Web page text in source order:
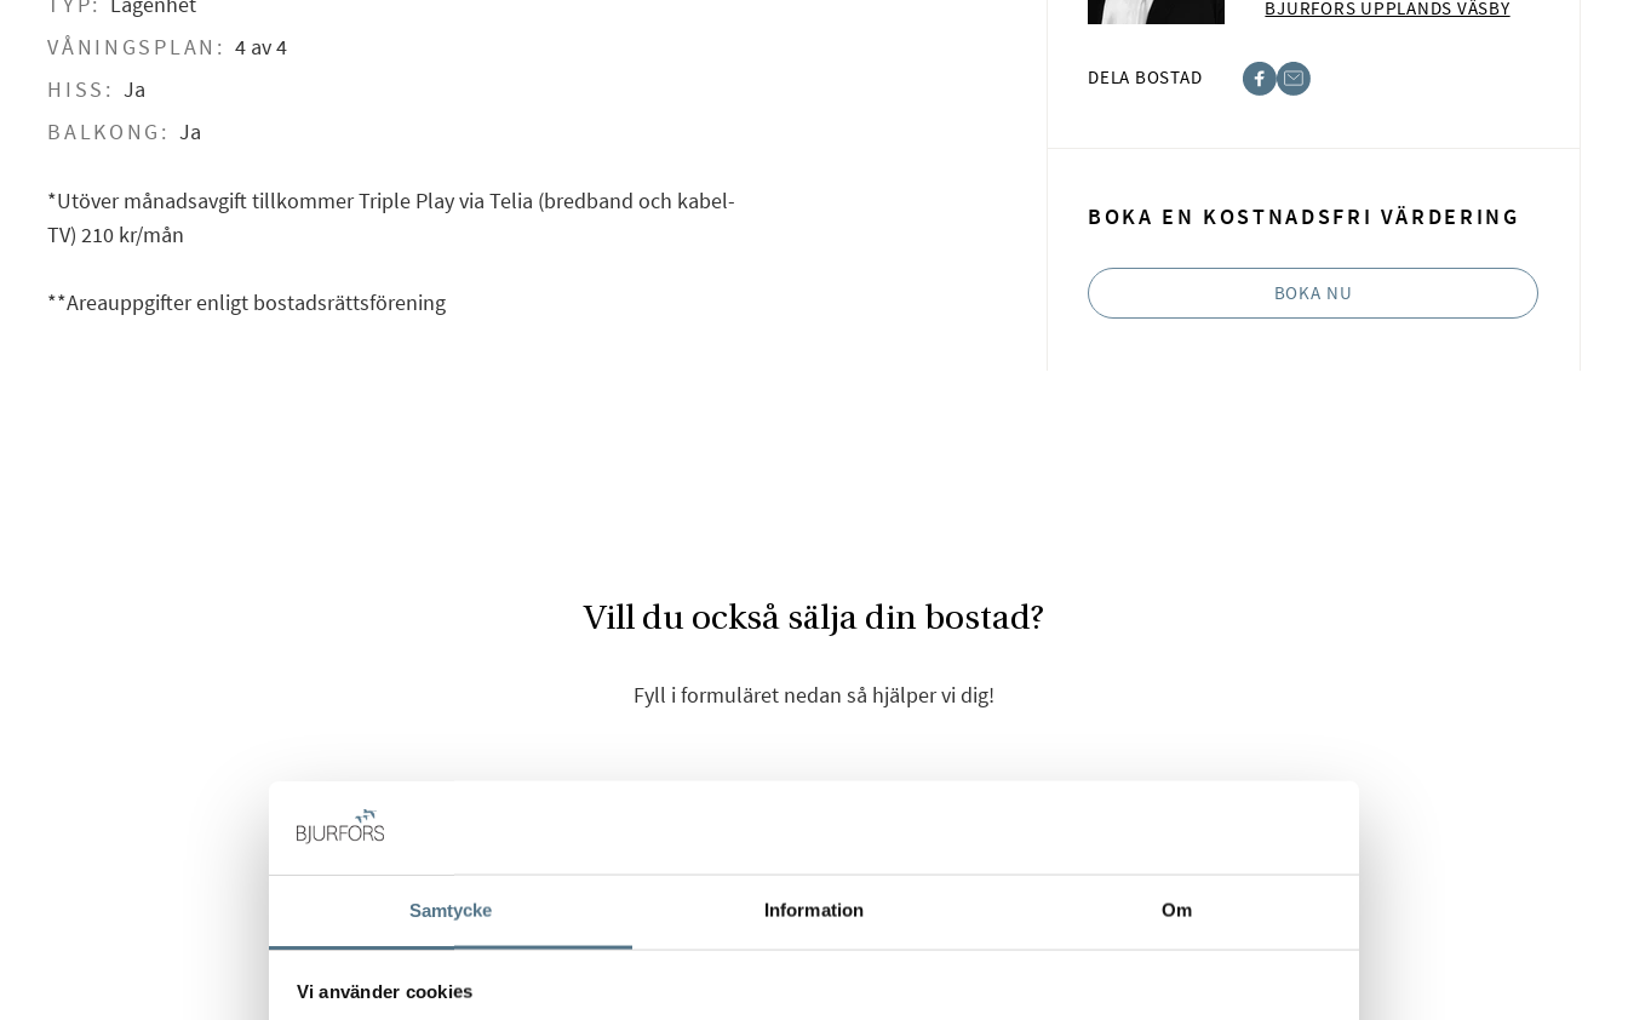
Samtycke Information Om
Vi använder cookies
VÅNINGSPLAN: 4 av 4
HISS: Ja
BALKONG: Ja
*Utöver månadsavgift tillkommer Triple Play via Telia (bredband och kabel-
TV) 210 kr/mån
**Areauppgifter enligt bostadsrättsförening
BJURFORS UPPLANDS VÄSBY
DELA BOSTAD
BOKA EN KOSTNADSFRI VÄRDERING
BOKA NU
Vill du också sälja din bostad?
Fyll i formuläret nedan så hjälper vi dig!
Efternamn*